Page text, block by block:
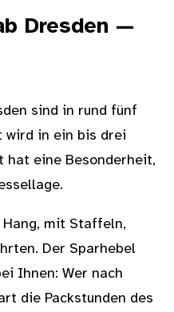
Dresden —
sind in rund fünf
wird in ein bis drei
eine Besonderheit,
mit Staffeln,
Der Sparhebel
Ihnen: Wer nach
die Packstunden des